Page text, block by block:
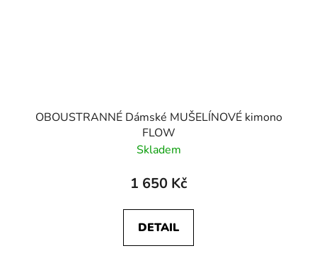
OBOUSTRANNÉ Dámské MUŠELÍNOVÉ kimono
FLOW
Skladem
1 650 Kč
DETAIL